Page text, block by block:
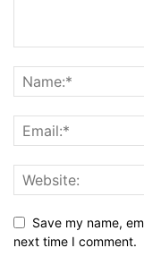
Save my name,
next time I comment.